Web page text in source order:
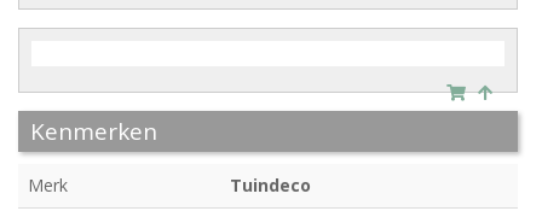
Kenmerken
Merk
Tuindeco